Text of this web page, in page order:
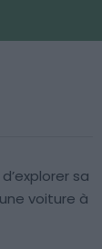
sa
voiture à